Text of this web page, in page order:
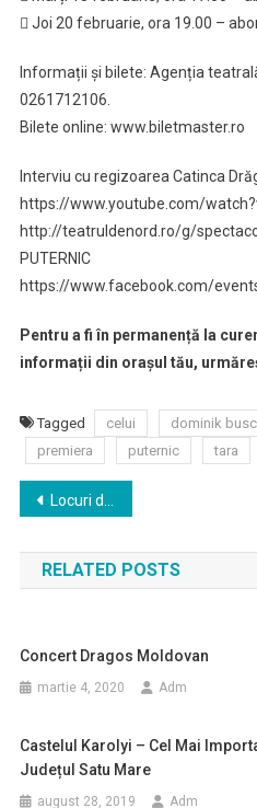
 Joi 20 februarie, ora 19.00 –
Informații și bilete: Agenția
0261712106.
Bilete online: www.biletmaster.ro
Interviu cu regizoarea Catinca
https://www.youtube.com/
http://teatruldenord.ro/g/
PUTERNIC
https://www.facebook.com/
Pentru a fi în permanență la
informații din orașul tău,
Tagged celui dominik
premiera
puternic tara
Navigare
în
articole
Locuri de munca vacante
RELATED POSTS
Concert Dragos Moldovan
martie 4, 2020 Adm
Castelul Karolyi – Cel Mai
Județul Satu Mare
august 28, 2019 Adm